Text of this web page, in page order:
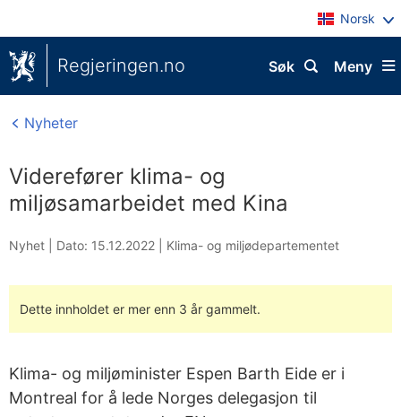
Norsk
Regjeringen.no Meny
Søk
Nyheter
Viderefører klima- og
miljøsamarbeidet med Kina
Nyhet | Dato: 15.12.2022 Klima- og miljødepartementet
Dette innholdet er mer enn 3 år gammelt.
Klima- og miljøminister Espen Barth Eide er i
Montreal for å lede Norges delegasjon til